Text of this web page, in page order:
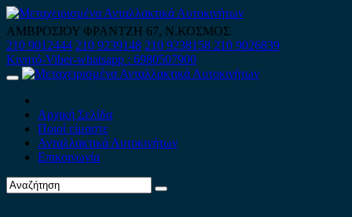
Skip
to
content
ΑΜΒΡΟΣΙΟΥ ΦΡΑΝΤΖΗ 67, Ν.ΚΟΣΜΟΣ
210 9012444 210 9239148 210 9238158 210 9026839
Κινητό-Viber-whatsapp : 6980507900
Primary
Αρχική Σελίδα
Ποιοί είμαστε
Ανταλλακτικά Αυτοκινήτων
Επικοινωνία